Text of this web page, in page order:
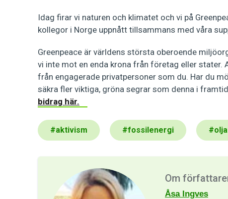
Idag firar vi naturen och klimatet och vi på
kollegor i Norge uppnått tillsammans med våra
Greenpeace är världens största oberoende
vi inte mot en enda krona från företag eller
från engagerade privatpersoner som du. Har du
säkra fler viktiga, gröna segrar som denna i
bidrag här.
#aktivism #fossilenergi #olja
Om
Åsa Ingves